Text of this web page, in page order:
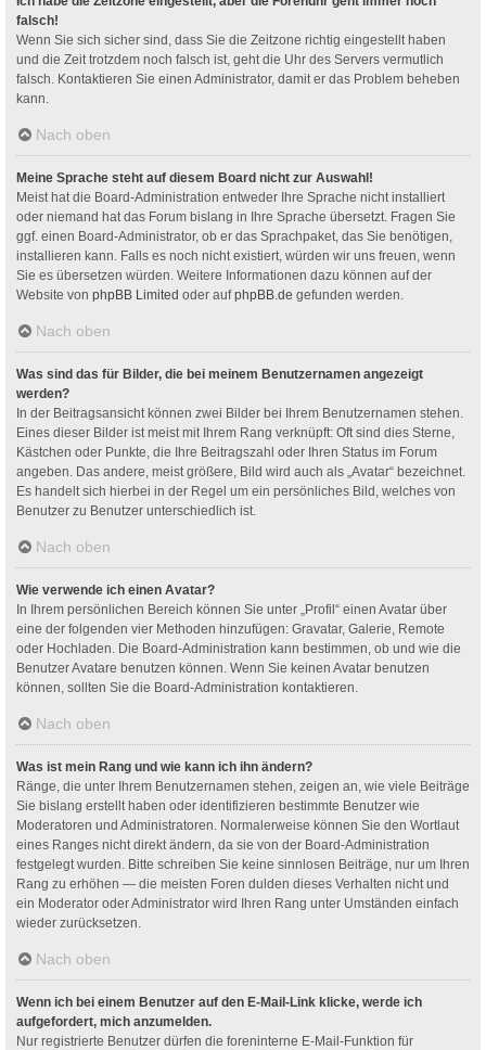
falsch!
Wenn Sie sich sicher sind, dass Sie die Zeitzone richtig eingestellt haben
und die Zeit trotzdem noch falsch ist, geht die Uhr des Servers vermutlich
falsch. Kontaktieren Sie einen Administrator, damit er das Problem beheben
kann.
Nach oben
Meine Sprache steht auf diesem Board nicht zur Auswahl!
Meist hat die Board-Administration entweder Ihre Sprache nicht installiert
oder niemand hat das Forum bislang in Ihre Sprache übersetzt. Fragen Sie
ggf. einen Board-Administrator, ob er das Sprachpaket, das Sie benötigen,
installieren kann. Falls es noch nicht existiert, würden wir uns freuen, wenn
Sie es übersetzen würden. Weitere Informationen dazu können auf der
Website von phpBB Limited oder aufphpBB.de gefunden werden.
Nach oben
Was sind das für Bilder, die bei meinem Benutzernamen angezeigt
werden?
In der Beitragsansicht können zwei Bilder bei Ihrem Benutzernamen stehen.
Eines dieser Bilder ist meist mit Ihrem Rang verknüpft: Oft sind dies Sterne,
Kästchen oder Punkte, die Ihre Beitragszahl oder Ihren Status im Forum
angeben. Das andere, meist größere, Bild wird auch als „Avatar“ bezeichnet.
Es handelt sich hierbei in der Regel um ein persönliches Bild, welches von
Benutzer zu Benutzer unterschiedlich ist.
Nach oben
Wie verwende ich einen Avatar?
In Ihrem persönlichen Bereich können Sie unter „Profil“ einen Avatar über
eine der folgenden vier Methoden hinzufügen: Gravatar, Galerie, Remote
oder Hochladen. Die Board-Administration kann bestimmen, ob und wie die
Benutzer Avatare benutzen können. Wenn Sie keinen Avatar benutzen
können, sollten Sie die Board-Administration kontaktieren.
Nach oben
Was ist mein Rang und wie kann ich ihn ändern?
Ränge, die unter Ihrem Benutzernamen stehen, zeigen an, wie viele Beiträge
Sie bislang erstellt haben oder identifizieren bestimmte Benutzer wie
Moderatoren und Administratoren. Normalerweise können Sie den Wortlaut
eines Ranges nicht direkt ändern, da sie von der Board-Administration
festgelegt wurden. Bitte schreiben Sie keine sinnlosen Beiträge, nur um Ihren
Rang zu erhöhen — die meisten Foren dulden dieses Verhalten nicht und
ein Moderator oder Administrator wird Ihren Rang unter Umständen einfach
wieder zurücksetzen.
Nach oben
Wenn ich bei einem Benutzer auf den E-Mail-Link klicke, werde ich
aufgefordert, mich anzumelden.
Nur registrierte Benutzer dürfen die foreninterne E-Mail-Funktion für